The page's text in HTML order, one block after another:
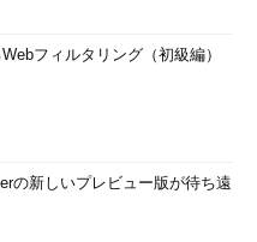
フィルタリング（初級編）
の新しいプレビュー版が待ち遠